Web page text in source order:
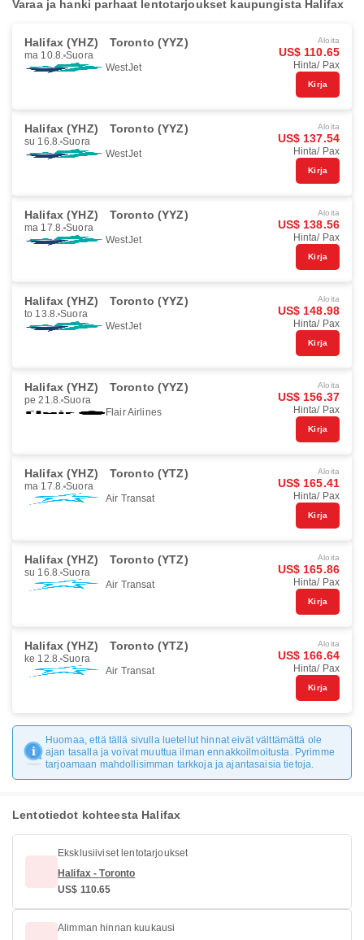
Varaa ja hanki parhaat lentotarjoukset kaupungista Halifax
Halifax (YHZ) Toronto (YYZ)
ma 10.8. Suora
WestJet
Aloita
US$ 110.65
Hinta/ Pax
Kirja
Halifax (YHZ) Toronto (YYZ)
su 16.8. Suora
WestJet
Aloita
US$ 137.54
Hinta/ Pax
Kirja
Halifax (YHZ) Toronto (YYZ)
ma 17.8. Suora
WestJet
Aloita
US$ 138.56
Hinta/ Pax
Kirja
Halifax (YHZ) Toronto (YYZ)
to 13.8. Suora
WestJet
Aloita
US$ 148.98
Hinta/ Pax
Kirja
Halifax (YHZ) Toronto (YYZ)
pe 21.8. Suora
Flair Airlines
Aloita
US$ 156.37
Hinta/ Pax
Kirja
Halifax (YHZ) Toronto (YTZ)
ma 17.8. Suora
Air Transat
Aloita
US$ 165.41
Hinta/ Pax
Kirja
Halifax (YHZ) Toronto (YTZ)
su 16.8. Suora
Air Transat
Aloita
US$ 165.86
Hinta/ Pax
Kirja
Halifax (YHZ) Toronto (YTZ)
ke 12.8. Suora
Air Transat
Aloita
US$ 166.64
Hinta/ Pax
Kirja
Huomaa, että tällä sivulla luetellut hinnat eivät välttämättä ole
ajan tasalla ja voivat muuttua ilman ennakkoilmoitusta. Pyrimme
tarjoamaan mahdollisimman tarkkoja ja ajantasaisia tietoja.
Lentotiedot kohteesta Halifax
Eksklusiiviset lentotarjoukset
Halifax - Toronto
US$ 110.65
Alimman hinnan kuukausi